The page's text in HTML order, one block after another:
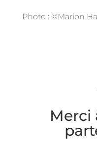
Photo : ©Marion
Merci